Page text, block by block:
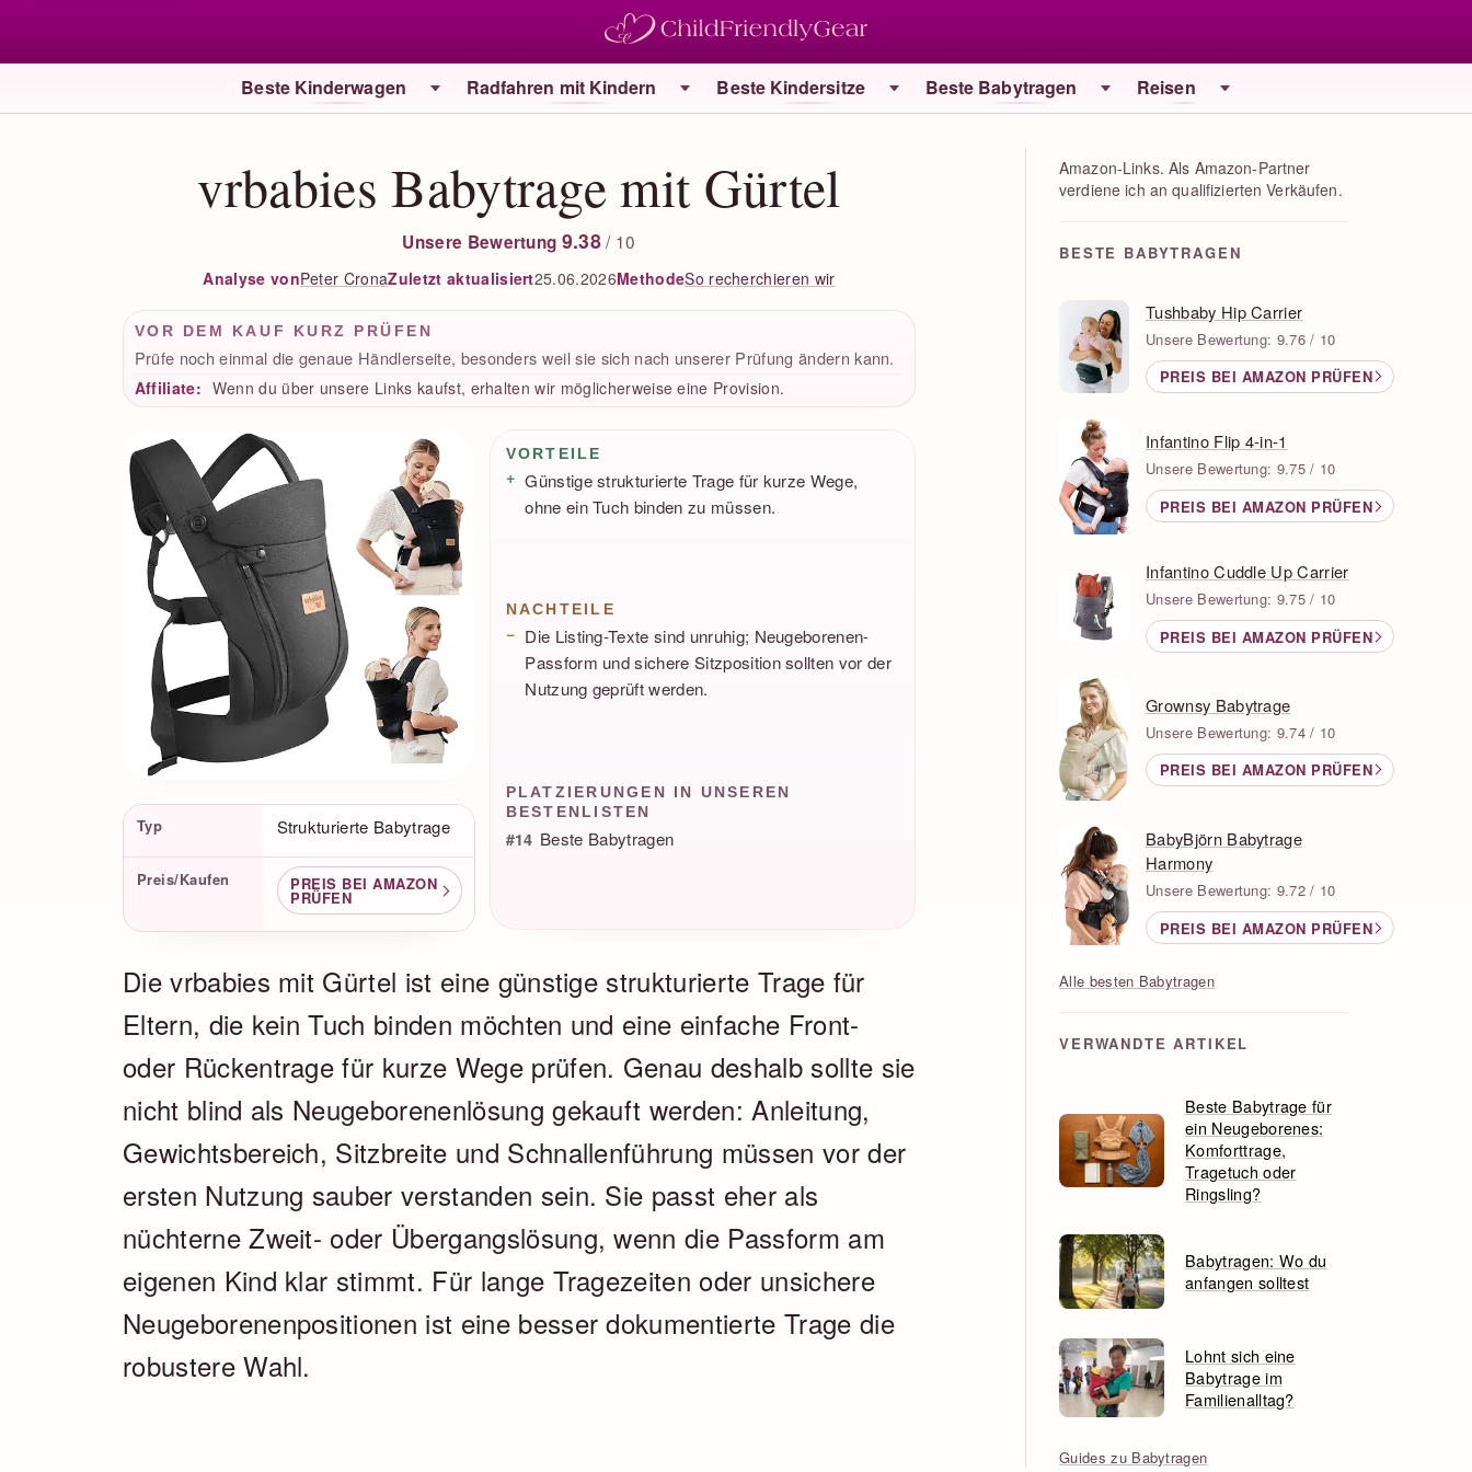
Beste Kinderwagen Radfahren mit Kindern Beste Kindersitze Beste Babytragen Reisen
vrbabies Babytrage mit Gürtel
Unsere Bewertung 9.38/ 10
Analyse vonPeter CronaZuletzt aktualisiert25.06.2026MethodeSo recherchieren wir
VOR DEM KAUF KURZ PRÜFEN
Prüfe noch einmal die genaue Händlerseite, besonders weil sie sich nach unserer Prüfung ändern kann.
Affiliate: Wenn du über unsere Links kaufst, erhalten wir möglicherweise eine Provision.
Vorteile / Nachteile
VORTEILE
Günstige strukturierte Trage für kurze Wege,
ohne ein Tuch binden zu müssen.
NACHTEILE
Die Listing-Texte sind unruhig; Neugeborenen-
Passform und sichere Sitzposition sollten vor der
Nutzung geprüft werden.
PLATZIERUNGEN IN UNSEREN
BESTENLISTEN
#14 Beste Babytragen
Produktfakten
Typ Strukturierte Babytrage
Preis/Kaufen PREIS BEI AMAZON
PRÜFEN
Die vrbabies mit Gürtel ist eine günstige strukturierte Trage für
Eltern, die kein Tuch binden möchten und eine einfache Front-
oder Rückentrage für kurze Wege prüfen. Genau deshalb sollte sie
nicht blind als Neugeborenenlösung gekauft werden: Anleitung,
Gewichtsbereich, Sitzbreite und Schnallenführung müssen vor der
ersten Nutzung sauber verstanden sein. Sie passt eher als
nüchterne Zweit- oder Übergangslösung, wenn die Passform am
eigenen Kind klar stimmt. Für lange Tragezeiten oder unsichere
Neugeborenenpositionen ist eine besser dokumentierte Trage die
robustere Wahl.
Amazon-Links. Als Amazon-Partner
verdiene ich an qualifizierten Verkäufen.
BESTE BABYTRAGEN
Tushbaby Hip Carrier
Unsere Bewertung: 9.76 / 10
PREIS BEI AMAZON PRÜFEN
Infantino Flip 4-in-1
Unsere Bewertung: 9.75 / 10
PREIS BEI AMAZON PRÜFEN
Infantino Cuddle Up Carrier
Unsere Bewertung: 9.75 / 10
PREIS BEI AMAZON PRÜFEN
Grownsy Babytrage
Unsere Bewertung: 9.74 / 10
PREIS BEI AMAZON PRÜFEN
BabyBjörn Babytrage
Harmony
Unsere Bewertung: 9.72 / 10
PREIS BEI AMAZON PRÜFEN
Alle besten Babytragen
VERWANDTE ARTIKEL
Beste Babytrage für
ein Neugeborenes:
Komforttrage,
Tragetuch oder
Ringsling?
Babytragen: Wo du
anfangen solltest
Lohnt sich eine
Babytrage im
Familienalltag?
Guides zu Babytragen